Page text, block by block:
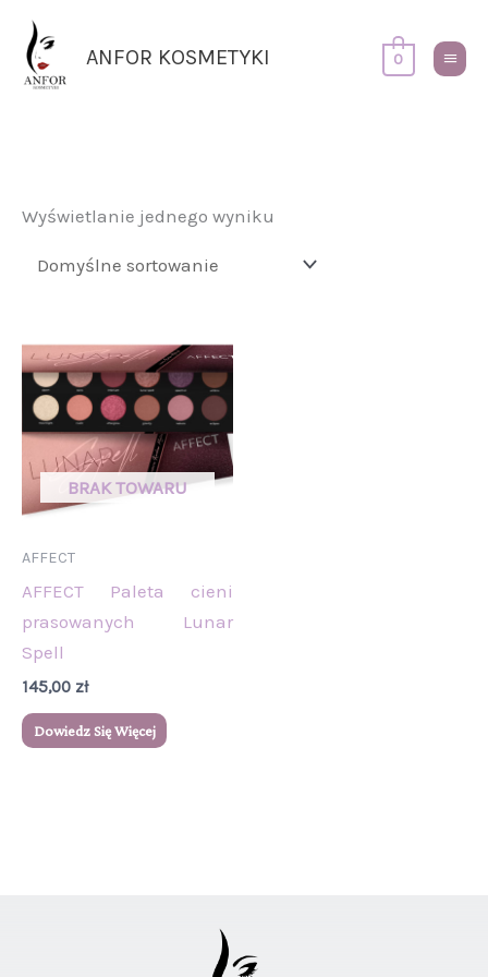
Przejdź
treści
ANFOR KOSMETYKI
Menu
0
Wyświetlanie jednego wyniku
AFFECT
AFFECT Paleta cieni
prasowanych Lunar
Spell
145,00 zł
Dowiedz Się Więcej